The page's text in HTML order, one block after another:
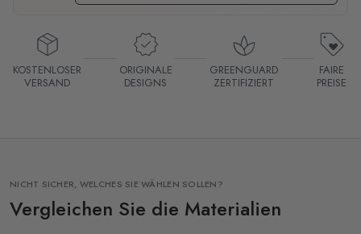
KOSTENLOSER
VERSAND
ORIGINALE
DESIGNS
GREENGUARD
ZERTIFIZIERT
FAIRE
PREISE
NICHT SICHER, WELCHES SIE WÄHLEN SOLLEN?
Vergleichen Sie die Materialien